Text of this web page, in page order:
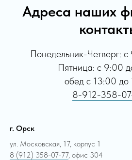
Адреса наших
Понедельник-Четверг:
Пятница: с 9:00
обед с 13:00 до
8-912-358-
г. Орск
ул. Московская, 17, корпус 1
8 (912) 358-07-77, офис 304